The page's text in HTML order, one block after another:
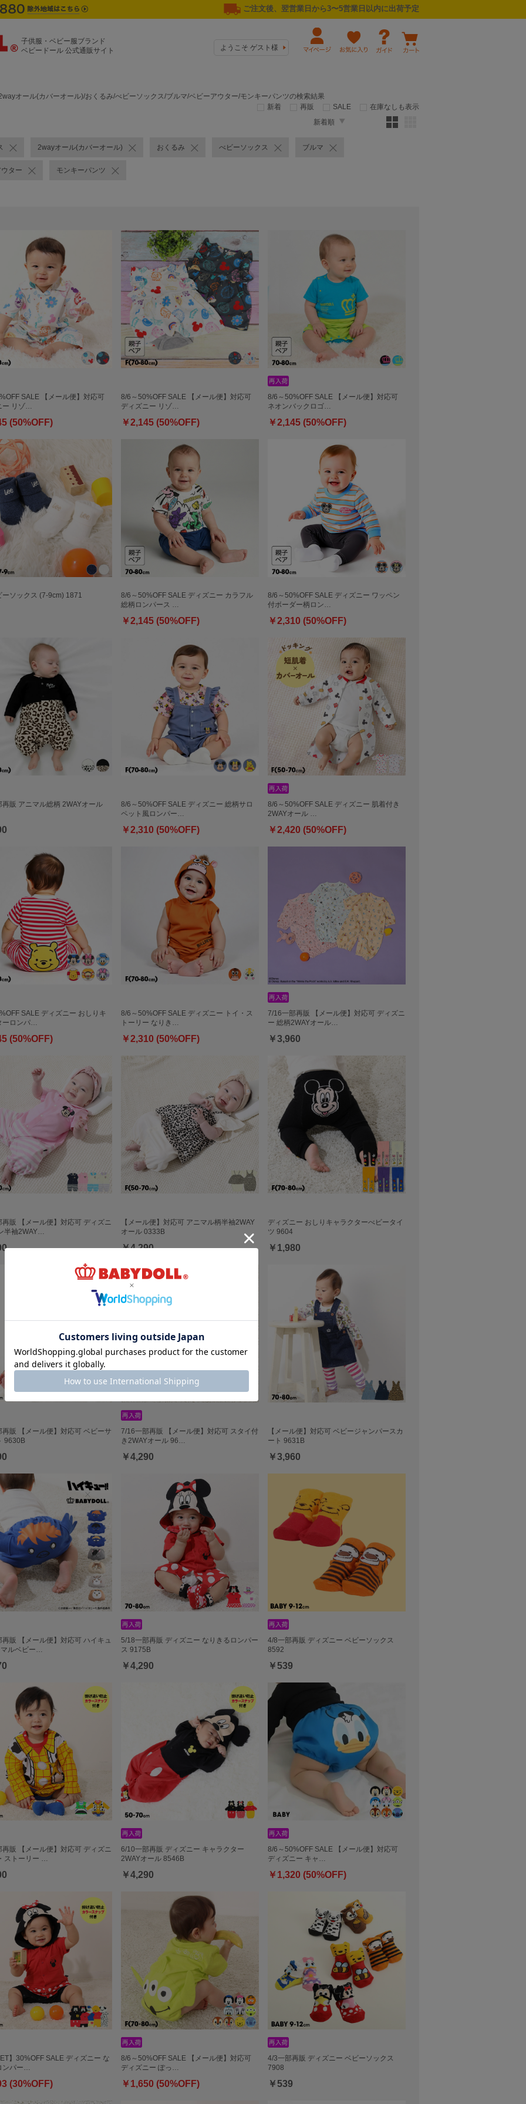
ご注文後、翌営業日から3〜5営業日以内に出荷予定
子供服・ベビー服ブランド
ベビードール 公式通販サイト
ようこそ ゲスト様
オール(カバーオール)/おくるみ/べビーソックス/ブルマ/ベビーアウター/モンキーパンツの検索結果
新着
再販 SALE
在庫なしも表示
新着順
2wayオール(カバーオール) おくるみ べビーソックス ブルマ
ター モンキーパンツ
SALE 【メール便】対応可
ー リゾ…
(50%OFF)
8/6～50%OFF SALE 【メール便】対応可
ディズニー リゾ…
￥2,145 (50%OFF)
8/6～50%OFF SALE 【メール便】対応可
ネオンバックロゴ…
￥2,145 (50%OFF)
ーソックス (7-9cm) 1871
8/6～50%OFF SALE ディズニー カラフル
総柄ロンパース …
￥2,145 (50%OFF)
8/6～50%OFF SALE ディズニー ワッペン
付ボーダー柄ロン…
￥2,310 (50%OFF)
再販 アニマル総柄 2WAYオール
8/6～50%OFF SALE ディズニー 総柄サロ
ペット風ロンパー…
￥2,310 (50%OFF)
8/6～50%OFF SALE ディズニー 肌着付き
2WAYオール …
￥2,420 (50%OFF)
SALE ディズニー おしりキ
ーロンパ…
(50%OFF)
8/6～50%OFF SALE ディズニー トイ・ス
トーリー なりき…
￥2,310 (50%OFF)
7/16一部再販 【メール便】対応可 ディズニ
ー 総柄2WAYオール…
￥3,960
再販 【メール便】対応可 ディズニ
半袖2WAY…
【メール便】対応可 アニマル柄半袖2WAY
オール 0333B
￥4,290
ディズニー おしりキャラクターべビータイ
ツ 9604
￥1,980
再販 【メール便】対応可 ベビーサ
9630B
7/16一部再販 【メール便】対応可 スタイ付
き2WAYオール 96…
￥4,290
【メール便】対応可 ベビージャンパースカ
ート 9631B
￥3,960
販 【メール便】対応可 ハイキュ
マルベビー…
5/18一部再販 ディズニー なりきるロンパー
ス 9175B
￥4,290
4/8一部再販 ディズニー ベビーソックス
8592
￥539
再販 【メール便】対応可 ディズニ
ストーリー …
6/10一部再販 ディズニー キャラクター
2WAYオール 8546B
￥4,290
8/6～50%OFF SALE 【メール便】対応可
ディズニー キャ…
￥1,320 (50%OFF)
】30%OFF SALE ディズニー な
ンパー…
(30%OFF)
8/6～50%OFF SALE 【メール便】対応可
ディズニー ぽっ…
￥1,650 (50%OFF)
4/3一部再販 ディズニー ベビーソックス
7908
￥539